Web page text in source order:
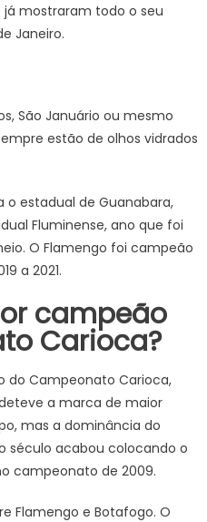
já mostraram todo o seu
Janeiro.
São Januário ou mesmo
estão de olhos vidrados
estadual de Guanabara,
Fluminense, ano que foi
O Flamengo foi campeão
a 2021.
campeão
Carioca?
do Campeonato Carioca,
a marca de maior
mas a dominância do
século acabou colocando o
campeonato de 2009.
Flamengo e Botafogo. O